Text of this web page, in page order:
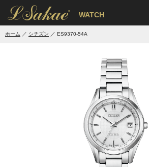
' WATCH
ホーム シチズン ES9370-54A